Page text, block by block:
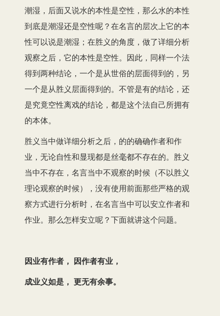
潮湿，后面又说水的本性是空性，那么水的本性
到底是潮湿还是空性呢？在名言的层次上它的本
性可以说是潮湿；在胜义的角度，做了详细分析
观察之后，它的本性是空性。因此，同样一个法
得到两种结论，一个是从世俗的层面得到的，另
一个是从胜义层面得到的。不管是有的结论，还
是究竟空性离戏的结论，都是这个法自己所拥有
的本体。
胜义当中做详细分析之后，的的确确作者和作
业，无论自性和显现都是丝毫都不存在的。胜义
当中不存在，名言当中不观察的时候（不以胜义
理论观察的时候），没有使用前面那些严格的观
察方式进行分析时，在名言当中可以安立作者和
作业。那么怎样安立呢？下面就讲这个问题。
因业有作者， 因作者有业，
成业义如是， 更无有余事。